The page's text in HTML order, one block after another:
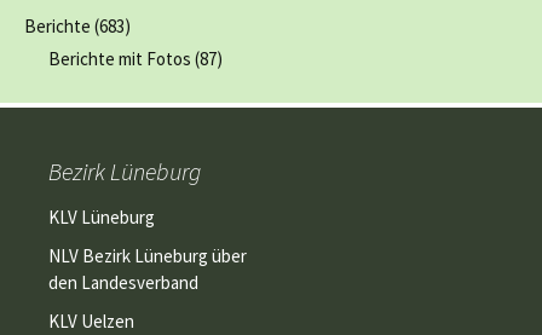
Berichte (683)
Berichte mit Fotos (87)
Bezirk Lüneburg
KLV Lüneburg
NLV Bezirk Lüneburg über
den Landesverband
KLV Uelzen